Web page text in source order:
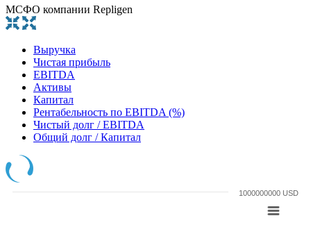
МСФО компании Repligen
Выручка
Чистая прибыль
EBITDA
Активы
Капитал
Рентабельность по EBITDA (%)
Чистый долг / EBITDA
Общий долг / Капитал
1000000000 USD